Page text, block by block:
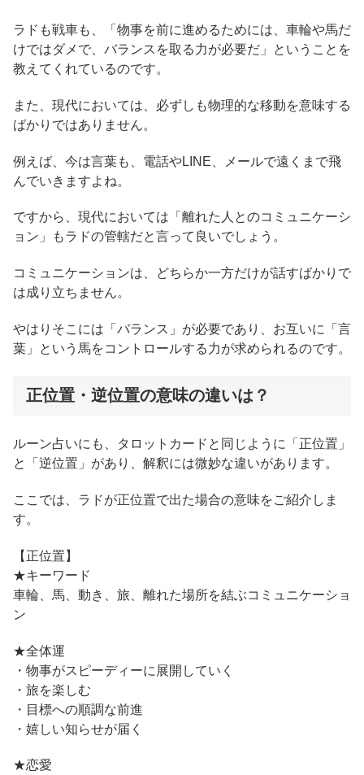
ラドも戦車も、「物事を前に進めるためには、車輪や馬だ
けではダメで、バランスを取る力が必要だ」ということを
教えてくれているのです。
また、現代においては、必ずしも物理的な移動を意味する
ばかりではありません。
例えば、今は言葉も、電話やLINE、メールで遠くまで飛
んでいきますよね。
ですから、現代においては「離れた人とのコミュニケーシ
ョン」もラドの管轄だと言って良いでしょう。
コミュニケーションは、どちらか一方だけが話すばかりで
は成り立ちません。
やはりそこには「バランス」が必要であり、お互いに「言
葉」という馬をコントロールする力が求められるのです。
正位置・逆位置の意味の違いは？
ルーン占いにも、タロットカードと同じように「正位置」
と「逆位置」があり、解釈には微妙な違いがあります。
ここでは、ラドが正位置で出た場合の意味をご紹介しま
す。
【正位置】
★キーワード
車輪、馬、動き、旅、離れた場所を結ぶコミュニケーショ
ン
★全体運
・物事がスピーディーに展開していく
・旅を楽しむ
・目標への順調な前進
・嬉しい知らせが届く
★恋愛